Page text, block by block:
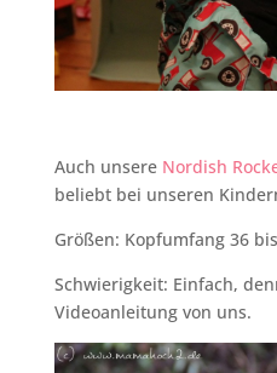
Auch unsereNordish
beliebt bei unseren
Größen: Kopfumfang 36
Schwierigkeit: Einfach,
Videoanleitung von uns.